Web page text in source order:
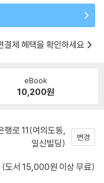
결제 혜택을 확인하세요
eBook
10,200원
행로 11(여의도동,
일신빌딩)
변경
(도서 15,000원 이상 무료)